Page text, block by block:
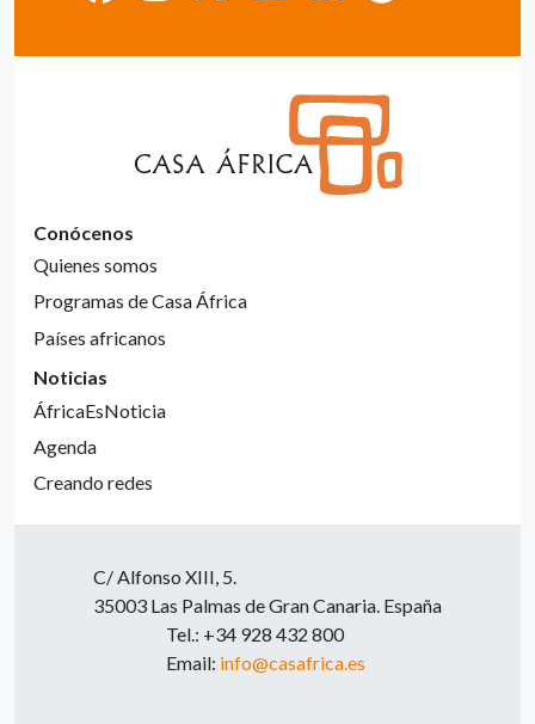
Conócenos
Quienes somos
Programas de Casa África
Países africanos
Noticias
ÁfricaEsNoticia
Agenda
Creando redes
C/ Alfonso XIII, 5.
35003 Las Palmas de Gran Canaria. España
Tel.: +34 928 432 800
Email: info@casafrica.es